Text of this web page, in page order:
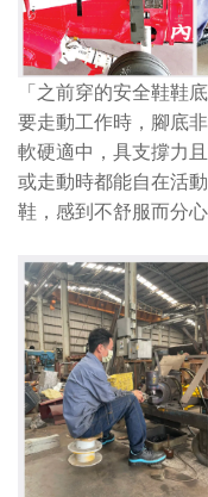
「之前穿的安全鞋鞋
要走動工作時，腳底
軟硬適中，具支撐力
或走動時都能自在活
鞋，感到不舒服而分心